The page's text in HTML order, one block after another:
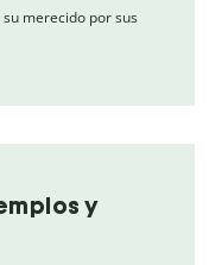
merecido por sus
y